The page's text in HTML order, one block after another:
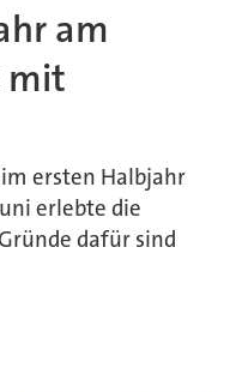
am
mit
ersten Halbjahr
erlebte die
dafür sind